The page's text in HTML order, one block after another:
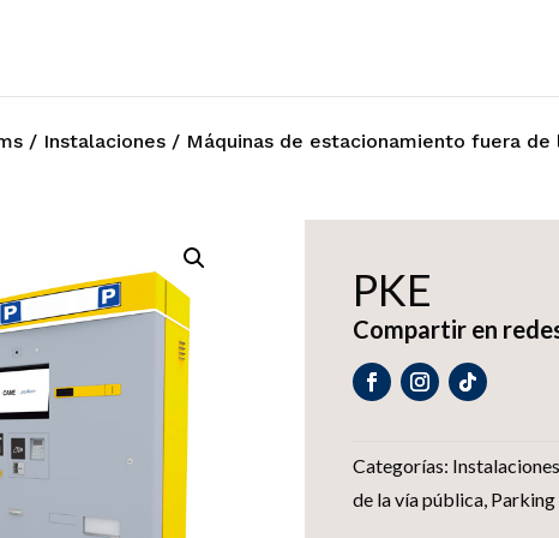
/ Instalaciones / Máquinas de estacionamiento fuera de
PKE
Compartir en
Categorías: Instalaciones
de la vía pública, Parking